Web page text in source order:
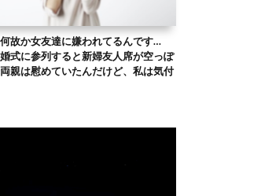
故か女友達に嫌われてるんです…
婚式に参列すると新婦友人席が空っぽ
親は慰めていたんだけど、私は気付